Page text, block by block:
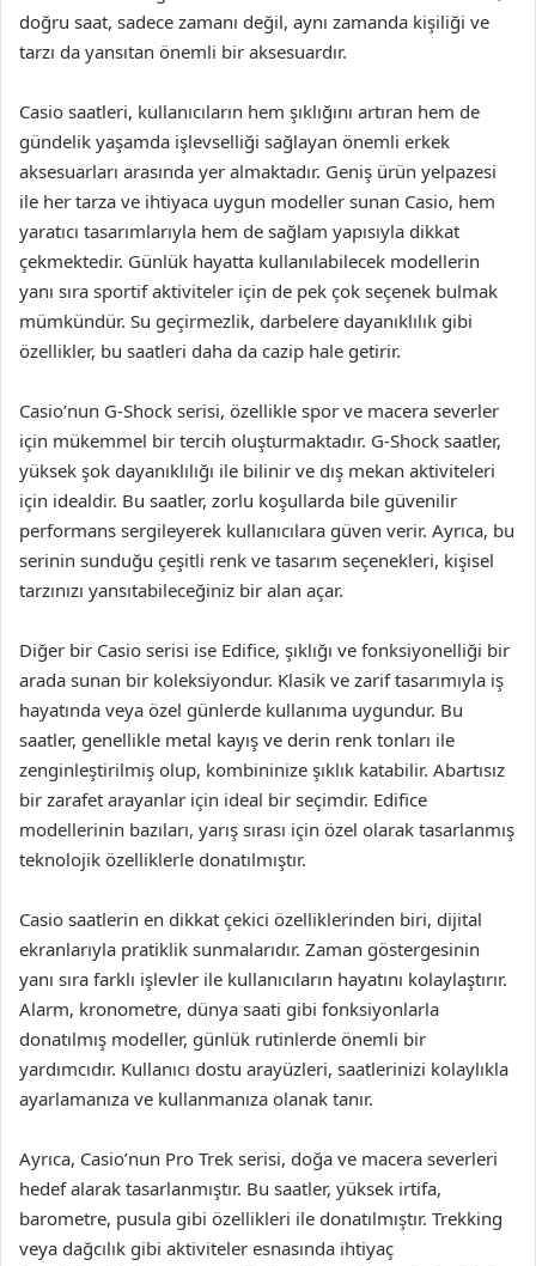
doğru saat, sadece zamanı değil, aynı zamanda kişiliği ve
tarzı da yansıtan önemli bir aksesuardır.
Casio saatleri, kullanıcıların hem şıklığını artıran hem de
gündelik yaşamda işlevselliği sağlayan önemli erkek
aksesuarları arasında yer almaktadır. Geniş ürün yelpazesi
ile her tarza ve ihtiyaca uygun modeller sunan Casio, hem
yaratıcı tasarımlarıyla hem de sağlam yapısıyla dikkat
çekmektedir. Günlük hayatta kullanılabilecek modellerin
yanı sıra sportif aktiviteler için de pek çok seçenek bulmak
mümkündür. Su geçirmezlik, darbelere dayanıklılık gibi
özellikler, bu saatleri daha da cazip hale getirir.
Casio’nun G-Shock serisi, özellikle spor ve macera severler
için mükemmel bir tercih oluşturmaktadır. G-Shock saatler,
yüksek şok dayanıklılığı ile bilinir ve dış mekan aktiviteleri
için idealdir. Bu saatler, zorlu koşullarda bile güvenilir
performans sergileyerek kullanıcılara güven verir. Ayrıca, bu
serinin sunduğu çeşitli renk ve tasarım seçenekleri, kişisel
tarzınızı yansıtabileceğiniz bir alan açar.
Diğer bir Casio serisi ise Edifice, şıklığı ve fonksiyonelliği bir
arada sunan bir koleksiyondur. Klasik ve zarif tasarımıyla iş
hayatında veya özel günlerde kullanıma uygundur. Bu
saatler, genellikle metal kayış ve derin renk tonları ile
zenginleştirilmiş olup, kombininize şıklık katabilir. Abartısız
bir zarafet arayanlar için ideal bir seçimdir. Edifice
modellerinin bazıları, yarış sırası için özel olarak tasarlanmış
teknolojik özelliklerle donatılmıştır.
Casio saatlerin en dikkat çekici özelliklerinden biri, dijital
ekranlarıyla pratiklik sunmalarıdır. Zaman göstergesinin
yanı sıra farklı işlevler ile kullanıcıların hayatını kolaylaştırır.
Alarm, kronometre, dünya saati gibi fonksiyonlarla
donatılmış modeller, günlük rutinlerde önemli bir
yardımcıdır. Kullanıcı dostu arayüzleri, saatlerinizi kolaylıkla
ayarlamanıza ve kullanmanıza olanak tanır.
Ayrıca, Casio’nun Pro Trek serisi, doğa ve macera severleri
hedef alarak tasarlanmıştır. Bu saatler, yüksek irtifa,
barometre, pusula gibi özellikleri ile donatılmıştır. Trekking
veya dağcılık gibi aktiviteler esnasında ihtiyaç